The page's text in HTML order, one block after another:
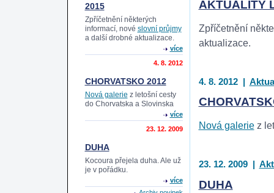
AKTUALITY
Zpříčetnění
aktualizace.
4. 8. 2012|
Nová galeriez
23. 12. 2009|
DUHA
2015
Zpříčetnění některých
informací, nové slovní průjmy
a další drobné aktualizace.
více
4. 8. 2012
CHORVATSKO 2012
Nová galerie z letošní cesty
do Chorvatska a Slovinska
více
23. 12. 2009
DUHA
Kocoura přejela duha. Ale už
je v pořádku.
více